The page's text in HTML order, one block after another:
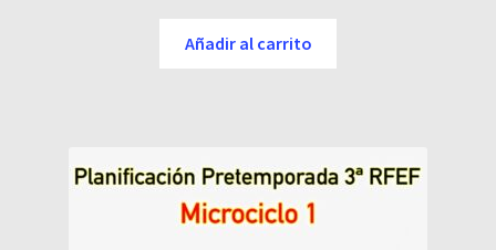
originalactual
Añadir al carrito